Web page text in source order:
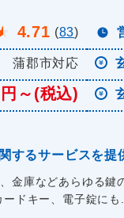
4.71 (83)
蒲郡市対応
～(税込)
するサービスを提
金庫などあらゆる
ドキー、電子錠にも